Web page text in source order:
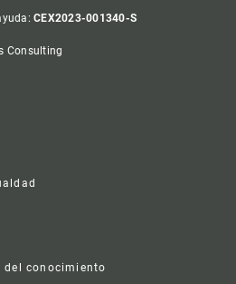
CEX2023-001340-S
Consulting
del conocimiento